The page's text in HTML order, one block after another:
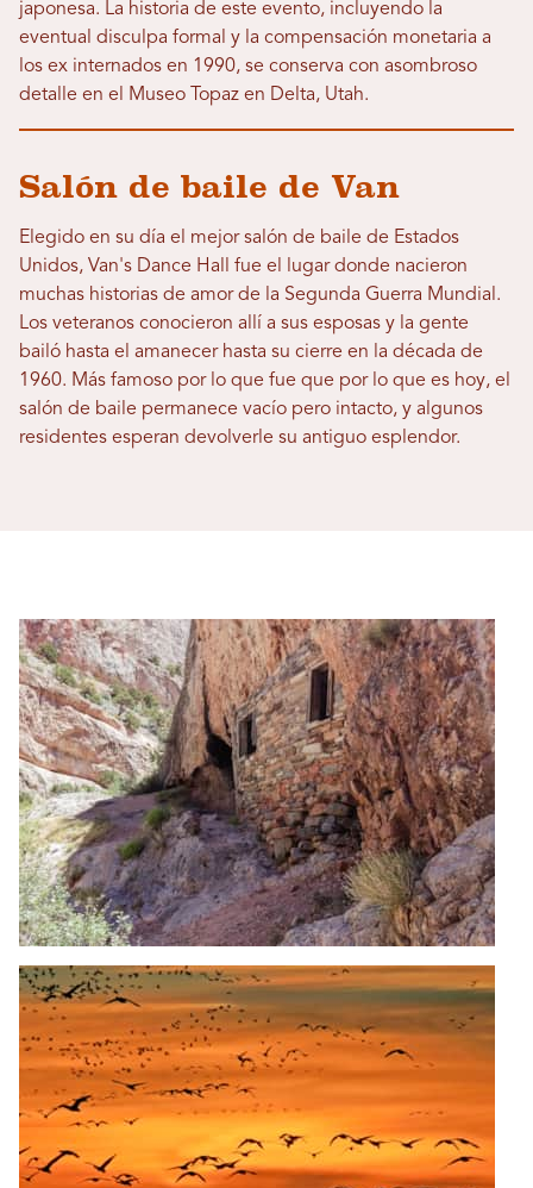
japonesa. La historia de este evento, incluyendo la
eventual disculpa formal y la compensación monetaria a
los ex internados en 1990, se conserva con asombroso
detalle en el Museo Topaz en Delta, Utah.
Salón de baile de Van
Elegido en su día el mejor salón de baile de Estados
Unidos, Van's Dance Hall fue el lugar donde nacieron
muchas historias de amor de la Segunda Guerra Mundial.
Los veteranos conocieron allí a sus esposas y la gente
bailó hasta el amanecer hasta su cierre en la década de
1960. Más famoso por lo que fue que por lo que es hoy, el
salón de baile permanece vacío pero intacto, y algunos
residentes esperan devolverle su antiguo esplendor.